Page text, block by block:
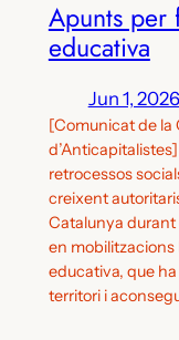
Apunts per
educativa
Jun 1, 2026
[Comunicat de la
retrocessos
creixent
Catalunya
en
educativa, que
territori i